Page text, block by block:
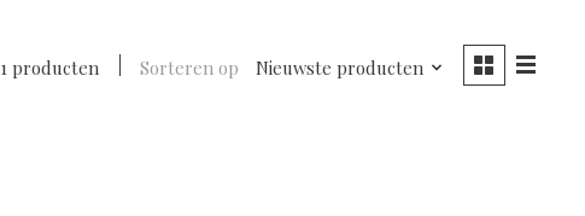
1 producten Sorteren op Nieuwste producten